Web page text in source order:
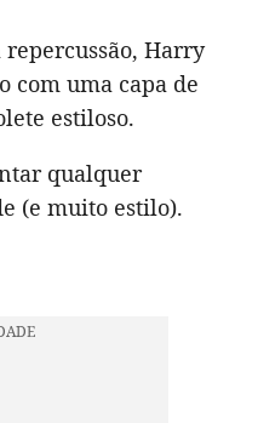
repercussão, Harry
com uma capa de
estiloso.
qualquer
(e muito estilo).